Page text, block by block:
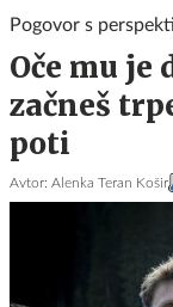
Pogovor s
Oče mu je
začneš
poti
Avtor: Alenka Teran Košir